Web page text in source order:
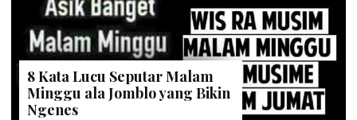
8 Kata Lucu Seputar Malam
Minggu ala Jomblo yang Bikin
Ngenes